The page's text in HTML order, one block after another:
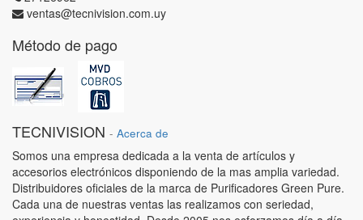
ventas@tecnivision.com.uy
Método de pago
TECNIVISION - Acerca de
Somos una empresa dedicada a la venta de artículos y
accesorios electrónicos disponiendo de la mas amplia variedad.
Distribuidores oficiales de la marca de Purificadores Green Pure.
Cada una de nuestras ventas las realizamos con seriedad,